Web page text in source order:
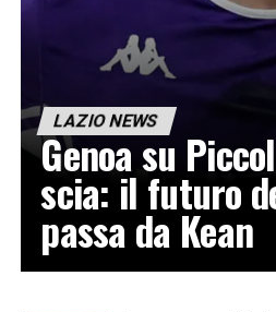
LAZIO NEWS
Genoa su
scia: il futuro
passa da Kean